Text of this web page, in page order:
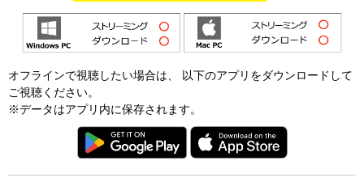
オフラインで視聴したい場合は、 以下のアプリをダウンロードして
ご視聴ください。
※データはアプリ内に保存されます。